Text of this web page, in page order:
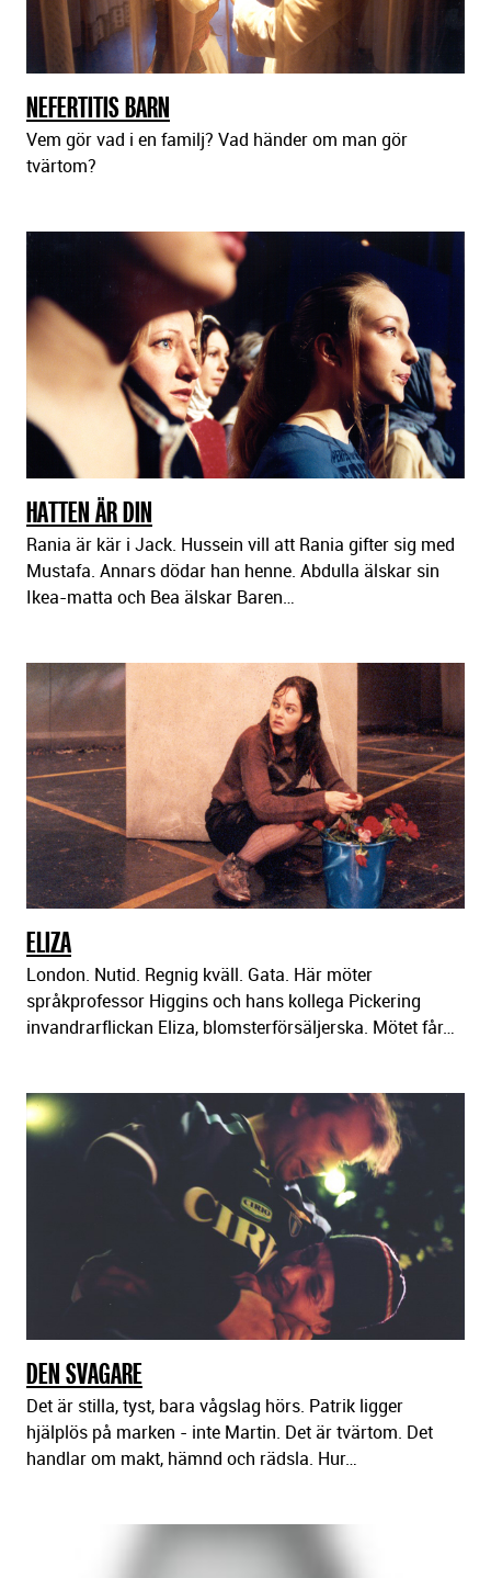
NEFERTITIS BARN
Vem gör vad i en familj? Vad händer om man gör
tvärtom?
HATTEN ÄR DIN
Rania är kär i Jack. Hussein vill att Rania gifter sig med
Mustafa. Annars dödar han henne. Abdulla älskar sin
Ikea-matta och Bea älskar Baren…
ELIZA
London. Nutid. Regnig kväll. Gata. Här möter
språkprofessor Higgins och hans kollega Pickering
invandrarflickan Eliza, blomsterförsäljerska. Mötet får…
DEN SVAGARE
Det är stilla, tyst, bara vågslag hörs. Patrik ligger
hjälplös på marken - inte Martin. Det är tvärtom. Det
handlar om makt, hämnd och rädsla. Hur…